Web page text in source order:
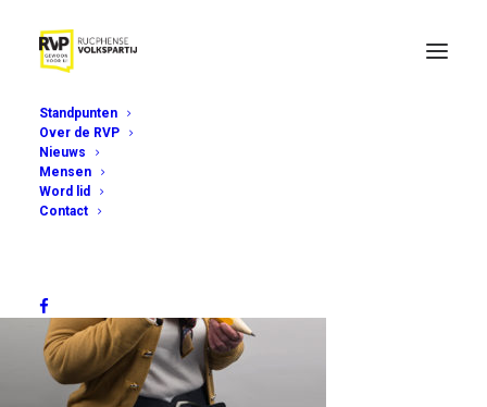
Standpunten
Over de RVP
Nieuws
Mensen
Word lid
Contact